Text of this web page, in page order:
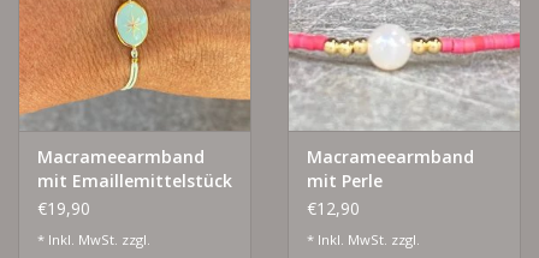
Macrameearmband
mit Emaillemittelstück
€19,90
* Inkl. MwSt. zzgl.
Macrameearmband
mit Perle
€12,90
* Inkl. MwSt. zzgl.